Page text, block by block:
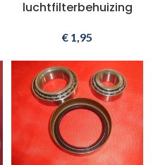
luchtfilterbehuizing
€ 1,95